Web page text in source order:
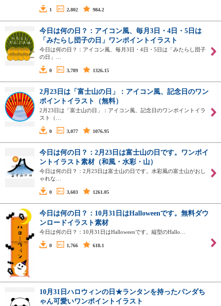
1 2,802 984.2
今日は何の日？：アイコン風、毎月3日・4日・5日は
「みたらし団子の日」ワンポイントイラスト
今日は何の日？：アイコン風、毎月3日・4日・5日は「みたらし団子
の日」…
0 3,789 1326.15
2月23日は「富士山の日」：アイコン風、記念日のワン
ポイントイラスト（無料）
2月23日は「富士山の日」：アイコン風、記念日のワンポイントイラ
スト（…
0 3,077 1076.95
今日は何の日？：2月23日は富士山の日です。ワンポイ
ントイラスト素材（和風・水彩・山）
今日は何の日？：2月23日は富士山の日です。水彩風の富士山がおし
ゃれな…
0 3,603 1261.05
今日は何の日？：10月31日はHalloweenです。無料ダウ
ンロードイラスト素材
今日は何の日？：10月31日はHalloweenです。縦型のHallo…
0 1,766 618.1
10月31日ハロウィンの日★ランタンを持ったパンダち
ゃん可愛いワンポイントイラスト